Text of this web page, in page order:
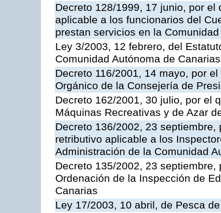
Decreto 128/1999, 17 junio, por
aplicable a los funcionarios del
prestan servicios en la
Ley 3/2003, 12 febrero, del
Comunidad Autónoma de Canarias
Decreto 116/2001, 14 mayo, por
Orgánico de la Consejería de
Decreto 162/2001, 30 julio, por el
Máquinas Recreativas y de Azar
Decreto 136/2002, 23
retributivo aplicable a los
Administración de la Comunidad
Decreto 135/2002, 23
Ordenación de la Inspección de
Canarias
Ley 17/2003, 10 abril, de Pesca